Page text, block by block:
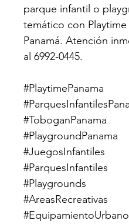
parque infantil o
temático con Playtime
Panamá. Atención
al 6992-0445.
#PlaytimePanama
#ToboganPanama
#PlaygroundPanama
#JuegosInfantiles
#ParquesInfantiles
#Playgrounds
#AreasRecreativas
#EquipamientoUrbano